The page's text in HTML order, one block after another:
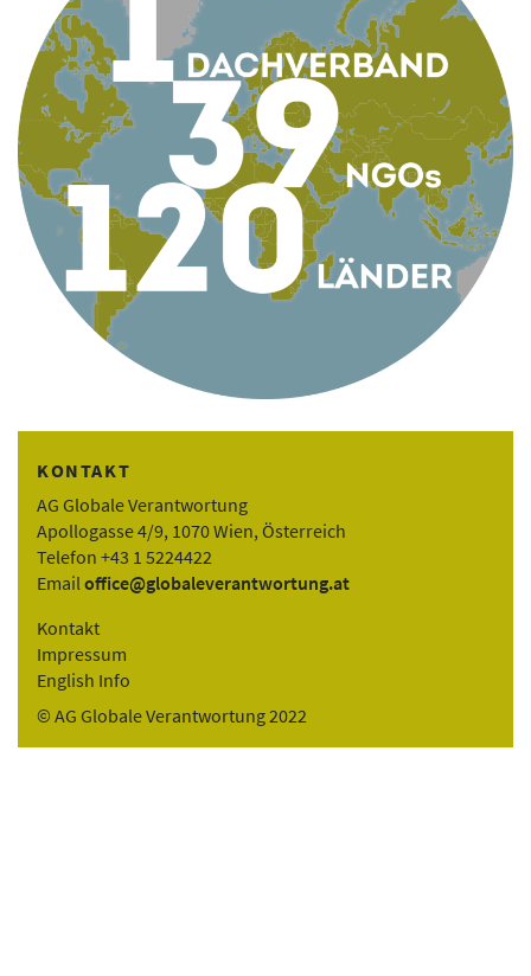
KONTAKT
AG Globale Verantwortung
Apollogasse 4/9, 1070 Wien, Österreich
Telefon +43 1 5224422
Emailoffice@globaleverantwortung.at
Kontakt
Impressum
English Info
© AG Globale Verantwortung 2022